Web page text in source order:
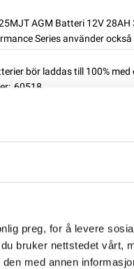
preg, for å levere
bruker nettstedet vårt,
med annen
AGM Batteri 12V 28AH
Series använder
bör laddas till 100%
60518